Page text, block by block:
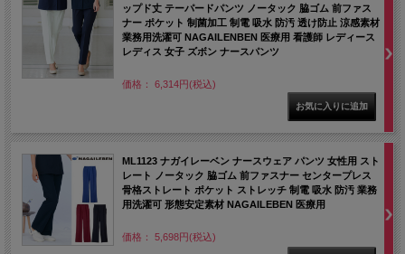
ップド丈 テーパードパンツ ノータック 脇ゴム 前ファス
ナー ポケット 制菌加工 制電 吸水 防汚 透け防止 涼感素材
業務用洗濯可 NAGAILENBEN 医療用 看護師 レディース
レディス 女子 ズボン ナースパンツ
価格： 6,314円(税込)
ML1123 ナガイレーベン ナースウェア パンツ 女性用 スト
レート ノータック 脇ゴム 前ファスナー センタープレス
骨格ストレート ポケット ストレッチ 制電 吸水 防汚 業務
用洗濯可 形態安定素材 NAGAILEBEN 医療用
価格： 5,698円(税込)